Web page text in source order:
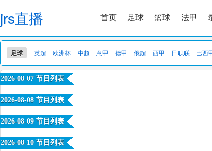
jrs直播 首页 足球 篮球 法甲
足球 英超 欧洲杯 中超 意甲 德甲 俄超 西甲 日职联 巴西
2026-08-07 节目列表
2026-08-08 节目列表
2026-08-09 节目列表
2026-08-10 节目列表